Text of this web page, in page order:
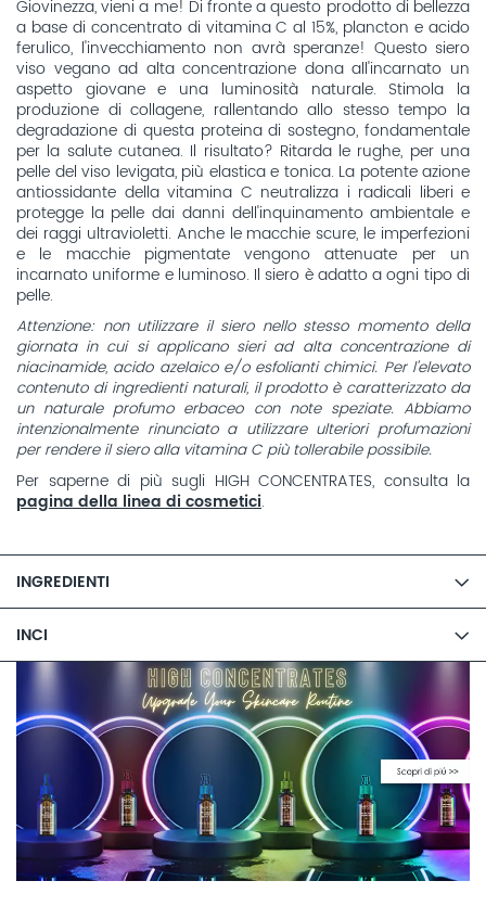
Giovinezza, vieni a me! Di fronte a questo prodotto di bellezza
a base di concentrato di vitamina C al 15%, plancton e acido
ferulico, l'invecchiamento non avrà speranze! Questo siero
viso vegano ad alta concentrazione dona all'incarnato un
aspetto giovane e una luminosità naturale. Stimola la
produzione di collagene, rallentando allo stesso tempo la
degradazione di questa proteina di sostegno, fondamentale
per la salute cutanea. Il risultato? Ritarda le rughe, per una
pelle del viso levigata, più elastica e tonica. La potente azione
antiossidante della vitamina C neutralizza i radicali liberi e
protegge la pelle dai danni dell'inquinamento ambientale e
dei raggi ultravioletti. Anche le macchie scure, le imperfezioni
e le macchie pigmentate vengono attenuate per un
incarnato uniforme e luminoso. Il siero è adatto a ogni tipo di
pelle.
Attenzione: non utilizzare il siero nello stesso momento della
giornata in cui si applicano sieri ad alta concentrazione di
niacinamide, acido azelaico e/o esfolianti chimici. Per l'elevato
contenuto di ingredienti naturali, il prodotto è caratterizzato da
un naturale profumo erbaceo con note speziate. Abbiamo
intenzionalmente rinunciato a utilizzare ulteriori profumazioni
per rendere il siero alla vitamina C più tollerabile possibile.
Per saperne di più sugli HIGH CONCENTRATES, consulta la
pagina della linea di cosmetici.
INGREDIENTI
INCI